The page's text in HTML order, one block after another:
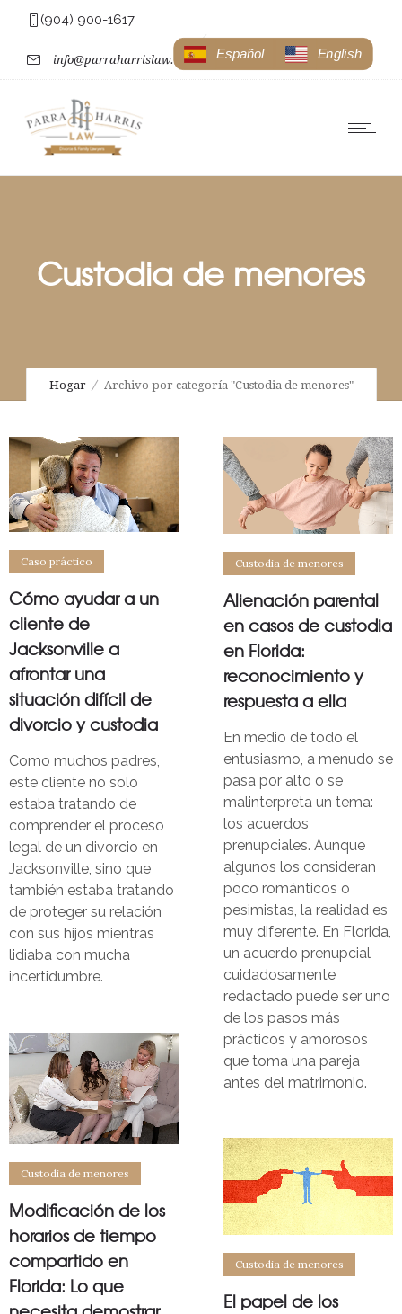
(904) 900-1617
info@parraharrislaw.com
Custodia de menores
Hogar Archivo por categoría "Custodia de menores"
Caso práctico
Cómo ayudar a un
cliente de
Jacksonville a
afrontar una
situación difícil de
divorcio y custodia
Como muchos padres,
este cliente no solo
estaba tratando de
comprender el proceso
legal de un divorcio en
Jacksonville, sino que
también estaba tratando
de proteger su relación
con sus hijos mientras
lidiaba con mucha
incertidumbre.
Custodia de menores
Alienación parental
en casos de custodia
en Florida:
reconocimiento y
respuesta a ella
En medio de todo el
entusiasmo, a menudo se
pasa por alto o se
malinterpreta un tema:
los acuerdos
prenupciales. Aunque
algunos los consideran
poco románticos o
pesimistas, la realidad es
muy diferente. En Florida,
un acuerdo prenupcial
cuidadosamente
redactado puede ser uno
de los pasos más
prácticos y amorosos
que toma una pareja
antes del matrimonio.
Custodia de menores
Modificación de los
horarios de tiempo
compartido en
Florida: Lo que
Custodia de menores
El papel de los
English
Español